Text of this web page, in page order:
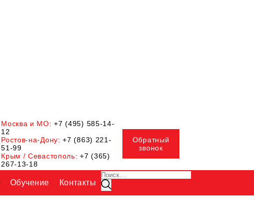
Москва и МО:+7 (495) 585-14-
12
Ростов-на-Дону:+7 (863) 221-
51-99
Крым / Севастополь:+7 (365)
267-13-18
Обратный
звонок
Обучение Контакты
Искать:
Поиск